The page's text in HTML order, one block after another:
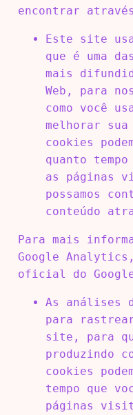
encontrar
Este site
que é uma
mais
Web, para
como você
melhorar
cookies
quanto
as páginas
possamos
conteúdo
Para mais
Google
oficial do
As análises
para
site, para
produzindo
cookies
tempo que
páginas